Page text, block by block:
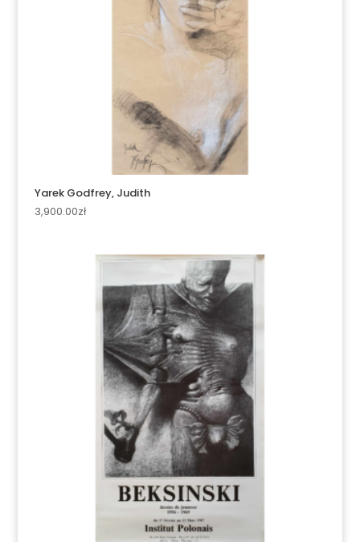
Yarek Godfrey, Judith
3,900.00zł